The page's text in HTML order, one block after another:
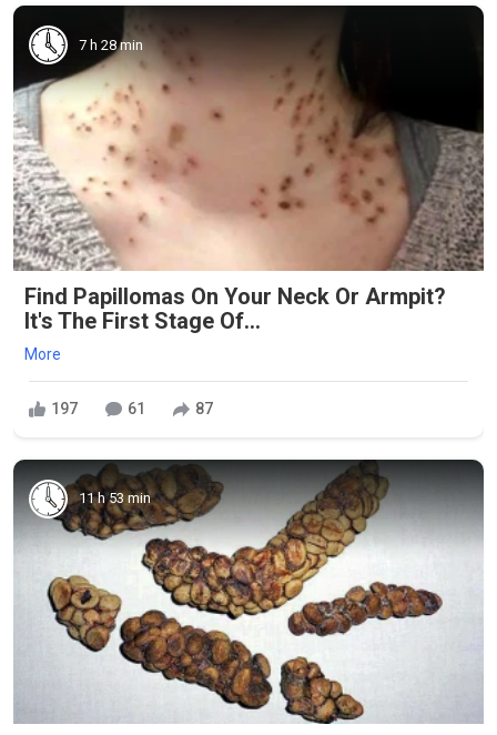
7 h 28 min
Find Papillomas On Your Neck Or Armpit?
It's The First Stage Of...
More
197 61 87
11 h 53 min